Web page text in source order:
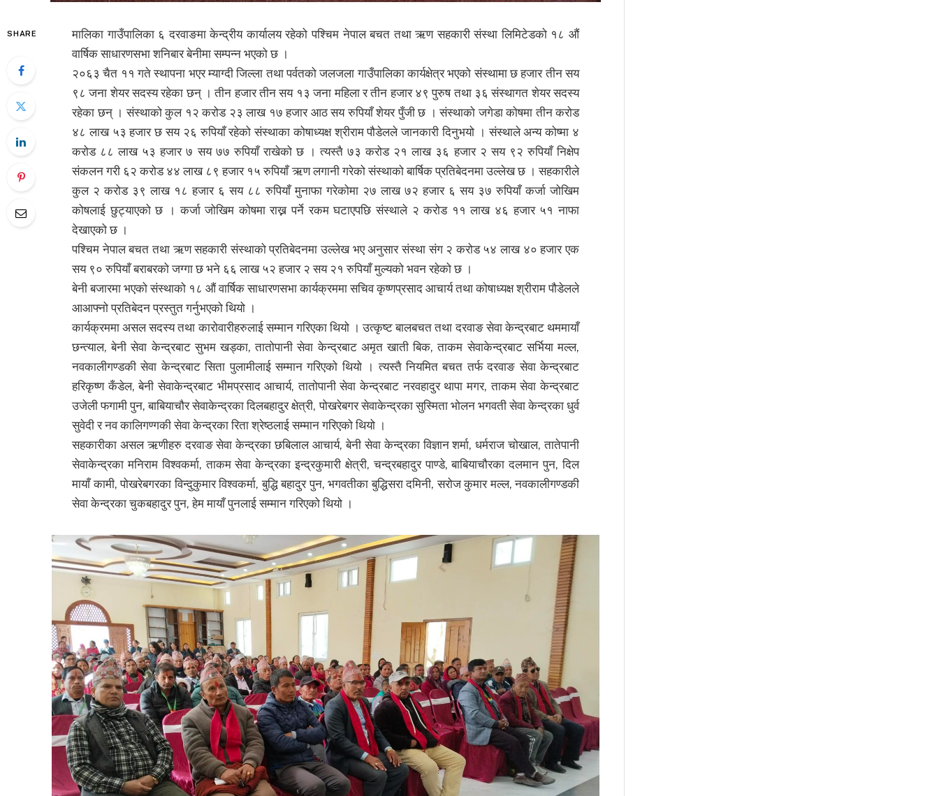
SHARE
मालिका गाउँपालिका ६ दरवाङमा केन्द्रीय कार्यालय रहेको पश्चिम नेपाल बचत तथा ऋण सहकारी संस्था लिमिटेडको १८ औं
वार्षिक साधारणसभा शनिबार बेनीमा सम्पन्न भएको छ ।
२०६३ चैत ११ गते स्थापना भएर म्याग्दी जिल्ला तथा पर्वतको जलजला गाउँपालिका कार्यक्षेत्र भएको संस्थामा छ हजार तीन सय
९८ जना शेयर सदस्य रहेका छन् । तीन हजार तीन सय १३ जना महिला र तीन हजार ४९ पुरुष तथा ३६ संस्थागत शेयर सदस्य
रहेका छन् । संस्थाको कुल १२ करोड २३ लाख १७ हजार आठ सय रुपियाँ शेयर पुँजी छ । संस्थाको जगेडा कोषमा तीन करोड
४८ लाख ५३ हजार छ सय २६ रुपियाँ रहेको संस्थाका कोषाध्यक्ष श्रीराम पौडेलले जानकारी दिनुभयो । संस्थाले अन्य कोष्मा ४
करोड ८८ लाख ५३ हजार ७ सय ७७ रुपियाँ राखेको छ । त्यस्तै ७३ करोड २१ लाख ३६ हजार २ सय ९२ रुपियाँ निक्षेप
संकलन गरी ६२ करोड ४४ लाख ८९ हजार १५ रुपियाँ ऋण लगानी गरेको संस्थाको बार्षिक प्रतिबेदनमा उल्लेख छ । सहकारीले
कुल २ करोड ३९ लाख १८ हजार ६ सय ८८ रुपियाँ मुनाफा गरेकोमा २७ लाख ७२ हजार ६ सय ३७ रुपियाँ कर्जा जोखिम
कोषलाई छुट्याएको छ । कर्जा जोखिम कोषमा राख्न पर्ने रकम घटाएपछि संस्थाले २ करोड ११ लाख ४६ हजार ५१ नाफा
देखाएको छ ।
पश्चिम नेपाल बचत तथा ऋण सहकारी संस्थाको प्रतिबेदनमा उल्लेख भए अनुसार संस्था संग २ करोड ५४ लाख ४० हजार एक
सय ९० रुपियाँ बराबरको जग्गा छ भने ६६ लाख ५२ हजार २ सय २१ रुपियाँ मुल्यको भवन रहेको छ ।
बेनी बजारमा भएको संस्थाको १८ औं वार्षिक साधारणसभा कार्यक्रममा सचिव कृष्णप्रसाद आचार्य तथा कोषाध्यक्ष श्रीराम पौडेलले
आआफ्नो प्रतिबेदन प्रस्तुत गर्नुभएको थियो ।
कार्यक्रममा असल सदस्य तथा कारोवारीहरुलाई सम्मान गरिएका थियो । उत्कृष्ट बालबचत तथा दरवाङ सेवा केन्द्रबाट थममायाँ
छन्त्याल, बेनी सेवा केन्द्रबाट सुभम खड्का, तातोपानी सेवा केन्द्रबाट अमृत खाती बिक, ताकम सेवाकेन्द्रबाट सर्भिया मल्ल,
नवकालीगण्डकी सेवा केन्द्रबाट सिता पुलामीलाई सम्मान गरिएको थियो । त्यस्तै नियमित बचत तर्फ दरवाङ सेवा केन्द्रबाट
हरिकृष्ण कँडेल, बेनी सेवाकेन्द्रबाट भीमप्रसाद आचार्य, तातोपानी सेवा केन्द्रबाट नरवहादुर थापा मगर, ताकम सेवा केन्द्रबाट
उजेली फगामी पुन, बाबियाचौर सेवाकेन्द्रका दिलबहादुर क्षेत्री, पोखरेबगर सेवाकेन्द्रका सुस्मिता भोलन भगवती सेवा केन्द्रका धुर्व
सुवेदी र नव कालिगण्गकी सेवा केन्द्रका रिता श्रेष्ठलाई सम्मान गरिएको थियो ।
सहकारीका असल ऋणीहरु दरवाङ सेवा केन्द्रका छबिलाल आचार्य, बेनी सेवा केन्द्रका विज्ञान शर्मा, धर्मराज चोखाल, तातेपानी
सेवाकेन्द्रका मनिराम विश्वकर्मा, ताकम सेवा केन्द्रका इन्द्रकुमारी क्षेत्री, चन्द्रबहादुर पाण्डे, बाबियाचौरका दलमान पुन, दिल
मायाँ कामी, पोखरेबगरका विन्दुकुमार विश्वकर्मा, बुद्धि बहादुर पुन, भगवतीका बुद्धिसरा दमिनी, सरोज कुमार मल्ल, नवकालीगण्डकी
सेवा केन्द्रका चुकबहादुर पुन, हेम मायाँ पुनलाई सम्मान गरिएको थियो ।